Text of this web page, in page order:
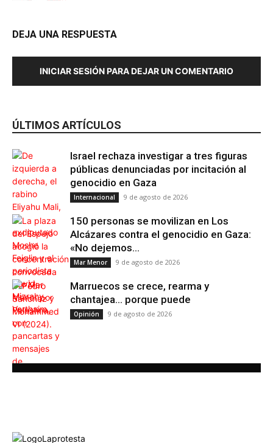
Internacional
Internacional
DEJA UNA RESPUESTA
INICIAR SESIÓN PARA DEJAR UN COMENTARIO
ÚLTIMOS ARTÍCULOS
Israel rechaza investigar a tres figuras
públicas denunciadas por incitación al
genocidio en Gaza
Internacional 9 de agosto de 2026
150 personas se movilizan en Los
Alcázares contra el genocidio en Gaza:
«No dejemos...
Mar Menor 9 de agosto de 2026
Marruecos se crece, rearma y
chantajea… porque puede
Opinión 9 de agosto de 2026